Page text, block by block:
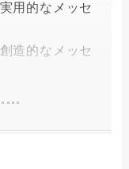
用的なメッセ
造的なメッセ